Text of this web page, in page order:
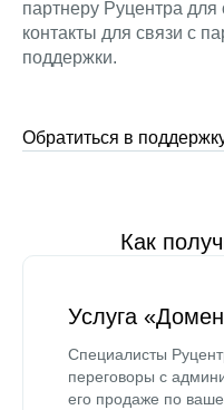
партнеру Руцентра
контакты для связи с
поддержки.
Обратиться в
Как
Услуга
Специалисты
переговоры с
его продаже по